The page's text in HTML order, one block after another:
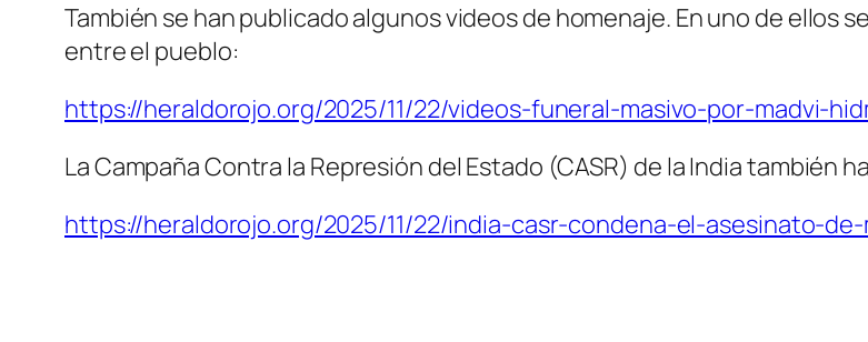
También se han publicado algunos videos de homenaje. En uno de ellos
entre el pueblo:
https://heraldorojo.org/2025/11/22/videos-funeral-masivo-por-madvi-
La Campaña Contra la Represión del Estado (CASR) de la India también
https://heraldorojo.org/2025/11/22/india-casr-condena-el-asesinato-